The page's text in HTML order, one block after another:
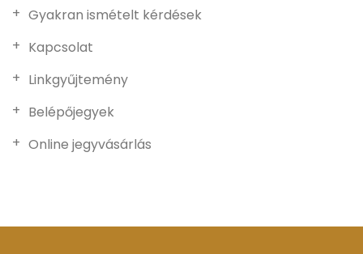
Gyakran ismételt kérdések
Kapcsolat
Linkgyűjtemény
Belépőjegyek
Online jegyvásárlás